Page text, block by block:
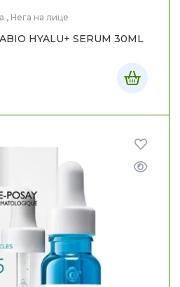
, Нега на лице
HYALU+ SERUM 30ML